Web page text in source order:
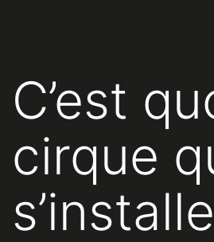
C’est
cirque